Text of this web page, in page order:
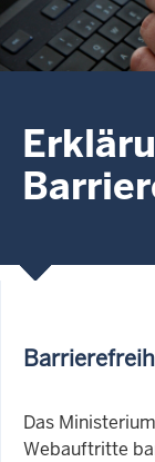
Das
Webauftritte